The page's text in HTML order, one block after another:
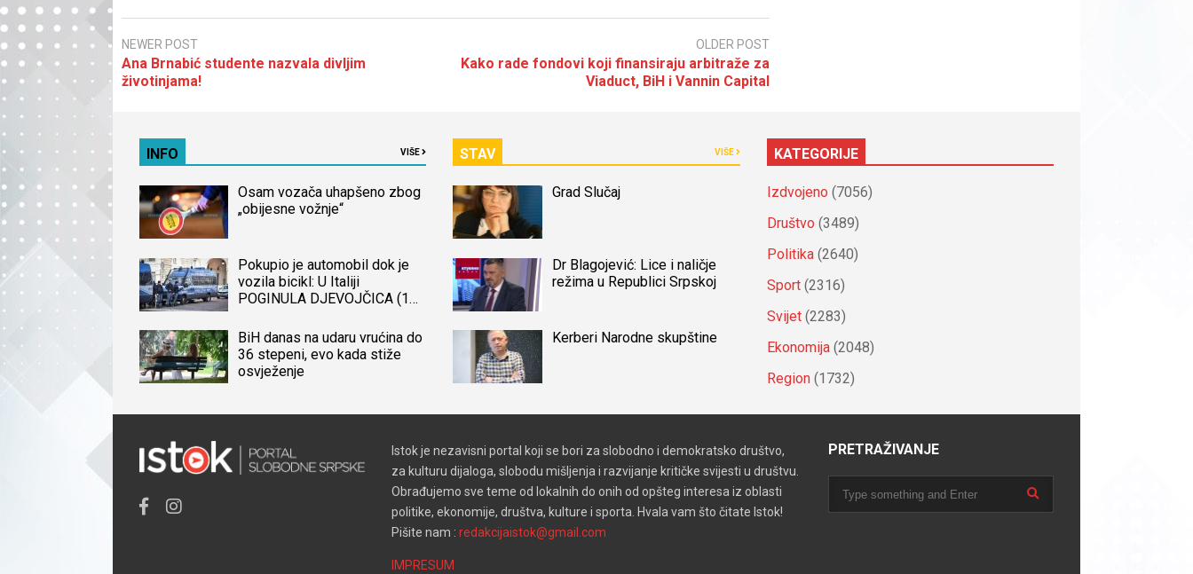
NEWER POST
Ana Brnabić studente nazvala divljim
životinjama!
OLDER POST
Kako rade fondovi koji finansiraju arbitraže za
Viaduct, BiH i Vannin Capital
INFO VIŠE
Osam vozača uhapšeno zbog
„obijesne vožnje“
Pokupio je automobil dok je
vozila bicikl: U Italiji
POGINULA DJEVOJČICA (14)
tijela
BiH danas na udaru vrućina do
36 stepeni, evo kada stiže
osvježenje
STAV VIŠE
Grad Slučaj
Dr Blagojević: Lice i naličje
režima u Republici Srpskoj
Kerberi Narodne skupštine
KATEGORIJE
Izdvojeno (7056)
Društvo (3489)
Politika (2640)
Sport (2316)
Svijet (2283)
Ekonomija (2048)
Region (1732)
Istok je nezavisni portal koji se bori za slobodno i demokratsko društvo,
za kulturu dijaloga, slobodu mišljenja i razvijanje kritičke svijesti u društvu.
Obrađujemo sve teme od lokalnih do onih od opšteg interesa iz oblasti
politike, ekonomije, društva, kulture i sporta. Hvala vam što čitate Istok!
Pišite nam :redakcijaistok@gmail.com
IMPRESUM
PRETRAŽIVANJE